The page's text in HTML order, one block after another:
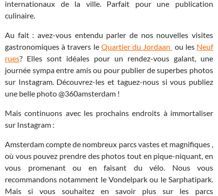
internationaux de la ville. Parfait pour une publication
culinaire.
Au fait : avez-vous entendu parler de nos nouvelles visites
gastronomiques à travers le Quartier du Jordaan ou les Neuf
rues? Elles sont idéales pour un rendez-vous galant, une
journée sympa entre amis ou pour publier de superbes photos
sur Instagram. Découvrez-les et taguez-nous si vous publiez
une belle photo @360amsterdam !
Mais continuons avec les prochains endroits à immortaliser
sur Instagram :
Amsterdam compte de nombreux parcs vastes et magnifiques ,
où vous pouvez prendre des photos tout en pique-niquant, en
vous promenant ou en faisant du vélo. Nous vous
recommandons notamment le Vondelpark ou le Sarphatipark.
Mais si vous souhaitez en savoir plus sur les parcs